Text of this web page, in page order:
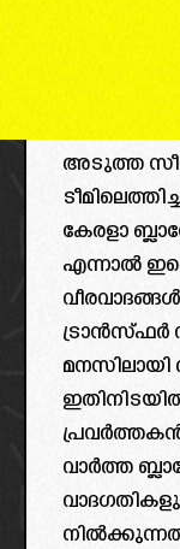
അടുത്ത
കേരളാ
എന്നാൽ
ട്രാൻസ്ഫർ
വാർത്ത